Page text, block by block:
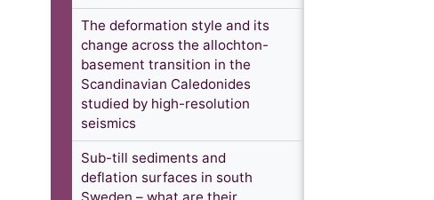
The deformation style and its
change across the allochton-
basement transition in the
Scandinavian Caledonides
studied by high-resolution
seismics
Sub-till sediments and
deflation surfaces in south
Sweden – what are their